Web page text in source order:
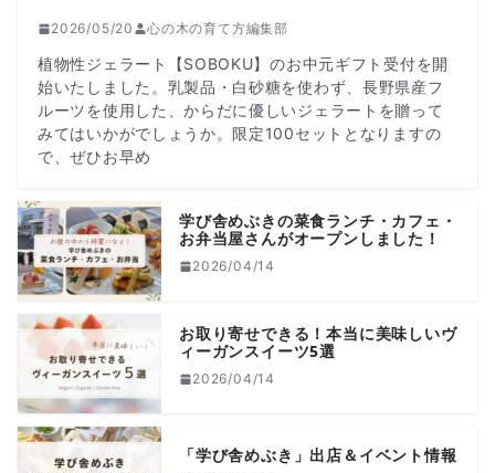
2026/05/20 心の木の育て方編集部
植物性ジェラート【SOBOKU】のお中元ギフト受付を開
始いたしました。乳製品・白砂糖を使わず、長野県産フ
ルーツを使用した、からだに優しいジェラートを贈って
みてはいかがでしょうか。限定100セットとなりますの
で、ぜひお早め
学び舎めぶきの菜食ランチ・カフェ・
お弁当屋さんがオープンしました！
2026/04/14
お取り寄せできる！本当に美味しいヴ
ィーガンスイーツ5選
2026/04/14
「学び舎めぶき」出店＆イベント情報